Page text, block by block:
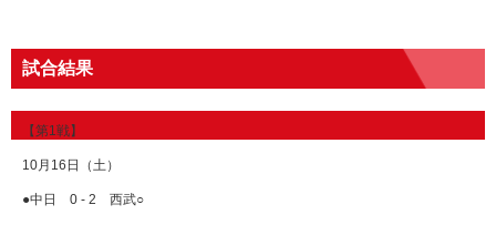
試合結果
【第1戦】
10月16日（土）
●中日 0 - 2 西武○